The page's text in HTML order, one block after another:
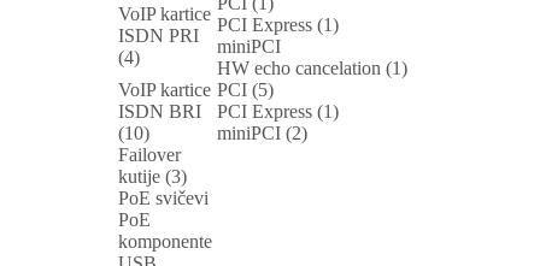
VoIP kartice
ISDN PRI
(4)
PCI Express (1)
miniPCI
HW echo cancelation (1)
VoIP kartice
ISDN BRI
(10)
PCI (5)
PCI Express (1)
miniPCI (2)
Failover
kutije (3)
PoE svičevi
PoE
komponente